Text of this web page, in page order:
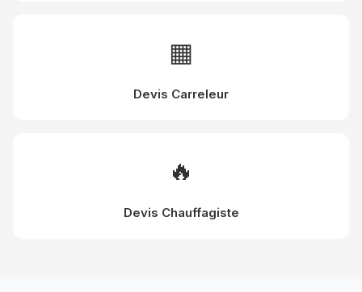
▦
Devis Carreleur
🔥
Devis Chauffagiste